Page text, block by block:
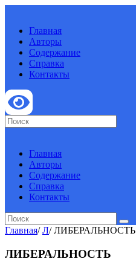
Главная
Авторы
Содержание
Справка
Контакты
Главная
Авторы
Содержание
Справка
Контакты
Главная/ Л/ ЛИБЕРАЛЬНОСТЬ
ЛИБЕРАЛЬНОСТЬ